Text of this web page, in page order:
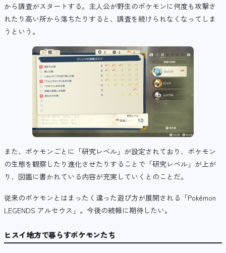
から調査がスタートする。主人公が野生のポケモンに何度も攻撃さ
れたり高い所から落ちたりすると、調査を続けられなくなってしま
うという。
また、ポケモンごとに「研究レベル」が設定されており、ポケモン
の生態を観察したり進化させたりすることで「研究レベル」が上が
り、図鑑に書かれている内容が充実していくとのことだ。
従来のポケモンとはまったく違った遊び方が展開される「Pokémon
LEGENDS アルセウス」。今後の続報に期待したい。
ヒスイ地方で暮らすポケモンたち